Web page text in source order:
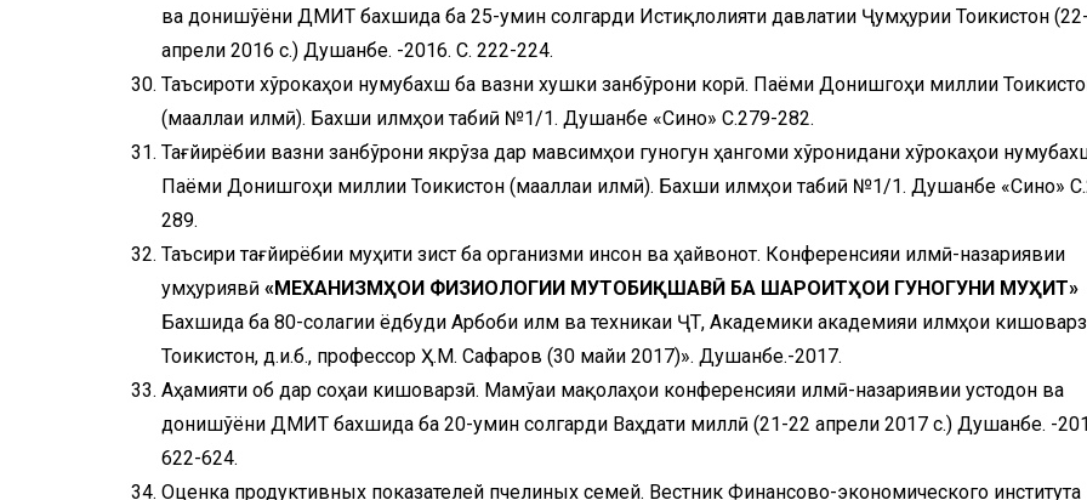
ва донишҷўёни ДМИТ бахшида ба 25-умин солгарди Истиқлолияти давлатии Ҷумҳурии Тоҷикистон
апрели 2016 с.) Душанбе. -2016. С. 222-224.
Таъсироти хўрокаҳои нумубахш ба вазни хушки занбўрони корӣ. Паёми Донишгоҳи миллии
(маҷаллаи илмӣ). Бахши илмҳои табиӣ №1/1. Душанбе «Сино» С.279-282.
Тағйирёбии вазни занбўрони якрўза дар мавсимҳои гуногун ҳангоми хўронидани хўрокаҳои
Паёми Донишгоҳи миллии Тоҷикистон (маҷаллаи илмӣ). Бахши илмҳои табиӣ №1/1. Душанбе «Сино»
289.
Таъсири тағйирёбии муҳити зист ба организми инсон ва ҳайвонот. Конференсияи илмӣ-назариявии
ҷумҳуриявӣ «МЕХАНИЗМҲОИ ФИЗИОЛОГИИ МУТОБИҚШАВӢ БА ШАРОИТҲОИ ГУНОГУНИ МУҲИТ»
Бахшида ба 80-солагии ёдбуди Арбоби илм ва техникаи ҶТ, Академики академияи илмҳои
Тоҷикистон, д.и.б., профессор Ҳ.М. Сафаров (30 майи 2017)». Душанбе.-2017.
Аҳамияти об дар соҳаи кишоварзӣ. Маҷмўаи мақолаҳои конференсияи илмӣ-назариявии устодон ва
донишҷўёни ДМИТ бахшида ба 20-умин солгарди Ваҳдати миллӣ (21-22 апрели 2017 с.) Душанбе. -
622-624.
Оценка продуктивных показателей пчелиных семей. Вестник Финансово-экономического института